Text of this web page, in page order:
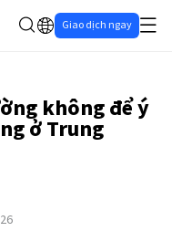
Giao dịch ngay
không để ý
ở Trung